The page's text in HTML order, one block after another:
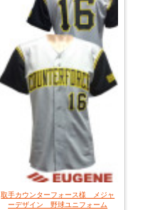
取手カウンターフォース様 メジャ
ーデザイン 野球ユニフォーム